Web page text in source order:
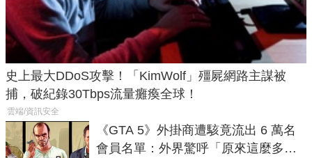
史上最大DDoS攻擊！「KimWolf」殭屍網路主謀被
捕，破紀錄30Tbps流量癱瘓全球！
雲端/資訊安全
《GTA 5》外掛商遭駭竟流出 6 萬名
會員名單：外界驚呼「原來這麼多人